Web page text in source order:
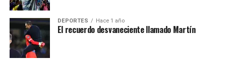
DEPORTES Hace 1 año
El recuerdo desvaneciente llamado Martín